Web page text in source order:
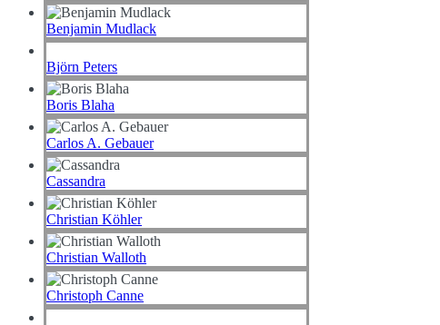
Benjamin Mudlack
Björn Peters
Boris Blaha
Carlos A. Gebauer
Cassandra
Christian Köhler
Christian Walloth
Christoph Canne